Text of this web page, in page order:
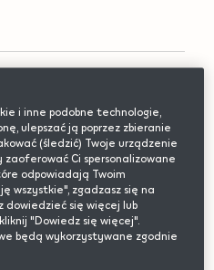
LEVIA GLACIAL
i inne podobne technologie,
ulepszać ją poprzez zbieranie
(śledzić) Twoje urządzenie
Ci spersonalizowane
odpowiadają Twoim
wszystkie", zgadzasz się na
dowiedzieć się więcej lub
"Dowiedz się więcej".
będą wykorzystywane zgodnie